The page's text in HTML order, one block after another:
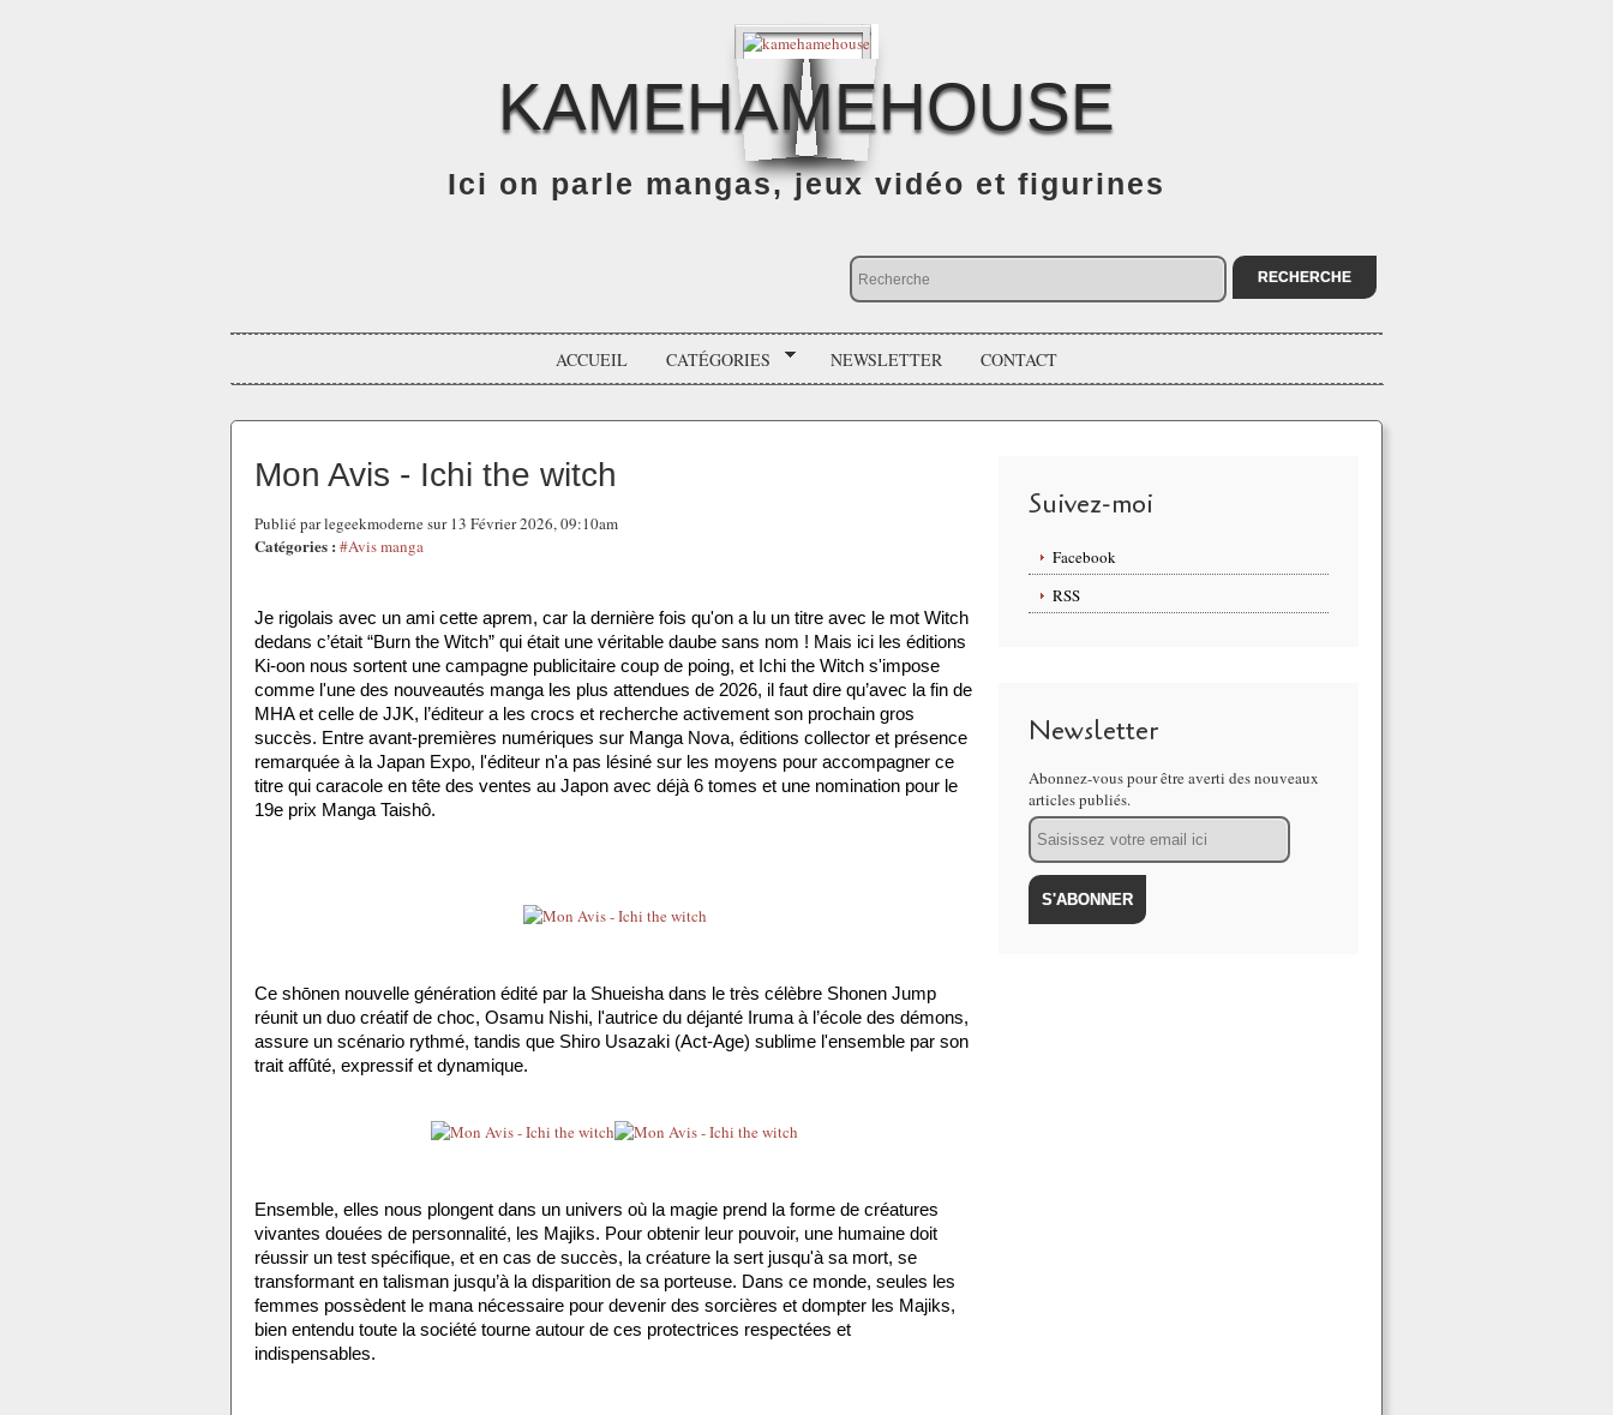
KAMEHAMEHOUSE
Ici on parle mangas, jeux vidéo et figurines
ACCUEIL CATÉGORIES NEWSLETTER CONTACT
Mon Avis - Ichi the witch
Publié par legeekmoderne sur 13 Février 2026, 09:10am
Catégories : #Avis manga
Je rigolais avec un ami cette aprem, car la dernière fois qu'on a lu un titre avec le mot Witch
dedans c’était “Burn the Witch” qui était une véritable daube sans nom ! Mais ici les éditions
Ki-oon nous sortent une campagne publicitaire coup de poing, et Ichi the Witch s'impose
comme l'une des nouveautés manga les plus attendues de 2026, il faut dire qu’avec la fin de
MHA et celle de JJK, l’éditeur a les crocs et recherche activement son prochain gros
succès. Entre avant-premières numériques sur Manga Nova, éditions collector et présence
remarquée à la Japan Expo, l'éditeur n'a pas lésiné sur les moyens pour accompagner ce
titre qui caracole en tête des ventes au Japon avec déjà 6 tomes et une nomination pour le
19e prix Manga Taishô.
Ce shōnen nouvelle génération édité par la Shueisha dans le très célèbre Shonen Jump
réunit un duo créatif de choc, Osamu Nishi, l'autrice du déjanté Iruma à l’école des démons,
assure un scénario rythmé, tandis que Shiro Usazaki (Act-Age) sublime l'ensemble par son
trait affûté, expressif et dynamique.
Ensemble, elles nous plongent dans un univers où la magie prend la forme de créatures
vivantes douées de personnalité, les Majiks. Pour obtenir leur pouvoir, une humaine doit
réussir un test spécifique, et en cas de succès, la créature la sert jusqu'à sa mort, se
transformant en talisman jusqu’à la disparition de sa porteuse. Dans ce monde, seules les
femmes possèdent le mana nécessaire pour devenir des sorcières et dompter les Majiks,
bien entendu toute la société tourne autour de ces protectrices respectées et
indispensables.
Suivez-moi
Facebook
RSS
Newsletter
Abonnez-vous pour être averti des nouveaux
articles publiés.
Email